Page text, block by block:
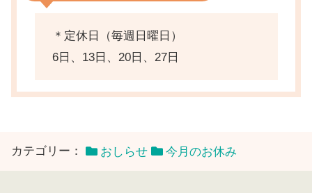
＊定休日（毎週日曜日）
6日、13日、20日、27日
カテゴリー： おしらせ 今月のお休み